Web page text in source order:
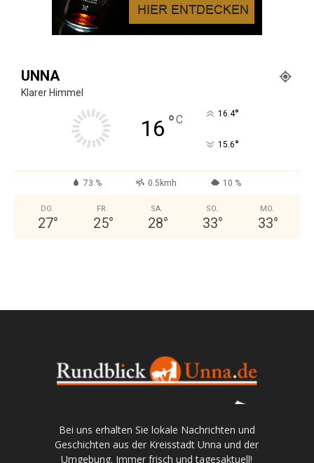
UNNA
Klarer Himmel
16 °C 16.4°
15.6°
73 % 0.5kmh 10 %
DO.
27°
FR.
25°
SA.
28°
SO.
33°
MO.
33°
Bei uns erhalten Sie lokale Nachrichten und
Geschichten aus der Kreisstadt Unna und der
Umgebung. Immer frisch und tagesaktuell!